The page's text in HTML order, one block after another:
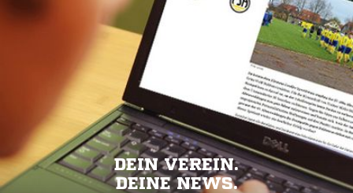
DEIN VEREIN.
DEINE NEWS.